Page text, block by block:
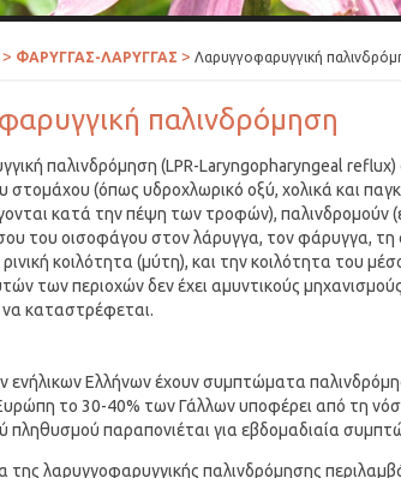
> ΦΑΡΥΓΓΑΣ-ΛΑΡΥΓΓΑΣ > Λαρυγγοφαρυγγική
παλινδρόμηση
παλινδρόμηση (LPR-Laryngopharyngeal reflux)
στομάχου (όπως υδροχλωρικό οξύ, χολικά και
κατά την πέψη των τροφών), παλινδρομούν
του οισοφάγου στον λάρυγγα, τον φάρυγγα, τη
κοιλότητα (μύτη), και την κοιλότητα του
των περιοχών δεν έχει αμυντικούς
καταστρέφεται.
ενήλικων Ελλήνων έχουν συμπτώματα
το 30-40% των Γάλλων υποφέρει από τη
πληθυσμού παραπονιέται για εβδομαδιαία
λαρυγγοφαρυγγικής παλινδρόμησης